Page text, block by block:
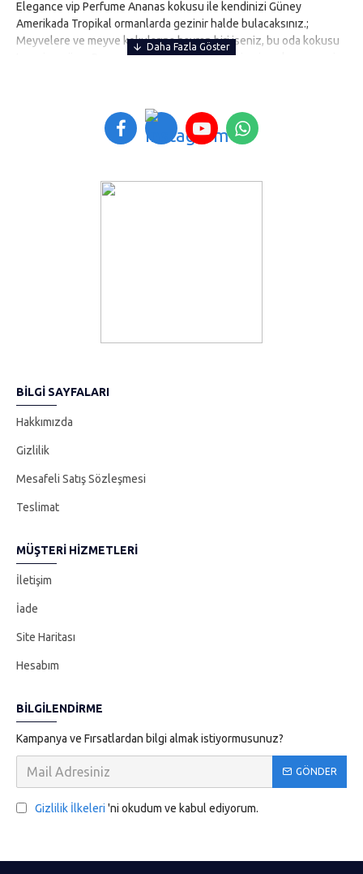
Elegance vip Perfume Ananas kokusu ile kendinizi Güney
Amerikada Tropikal ormanlarda gezinir halde bulacaksınız.;
Meyvelere ve meyve kokularına hayran biri iseniz, bu oda kokusu
tam size göre.; Bu meyveli kokunun tazeliği size inanılmaz sevgi
sağlıyacak, tüm bu özellikleriyle günlük yaşamınıza özel bir
dokunuş sergileyecektir.; Ürünü kullanmak için sadece çubuklarını
yerleştirmeniz yeterlidir. 2-6 hafta arası etkilidir.;
BILGI SAYFALARI
Hakkımızda
Gizlilik
Mesafeli Satış Sözleşmesi
Teslimat
MÜŞTERI HIZMETLERI
İletişim
İade
Site Haritası
Hesabım
BILGILENDIRME
Kampanya ve Fırsatlardan bilgi almak istiyormusunuz?
GÖNDER
Gizlilik İlkeleri 'ni okudum ve kabul ediyorum.